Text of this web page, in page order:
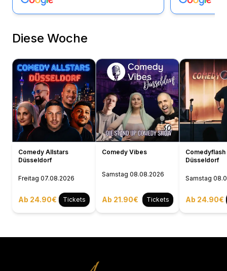
Diese Woche
Comedy Allstars
Düsseldorf
Freitag 07.08.2026
Ab 24.90€ Tickets
Comedy Vibes
Samstag 08.08.2026
Ab 21.90€ Tickets
Comedyflash
Düsseldorf
Samstag
Ab 24.90€